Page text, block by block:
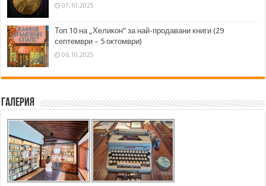
07.10.2025
Топ 10 на „Хеликон” за най-продавани книги (29
септември – 5 октомври)
06.10.2025
Галерия